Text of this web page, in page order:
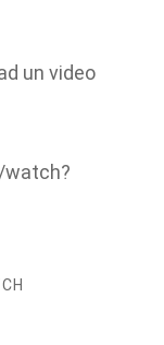
un video
watch?